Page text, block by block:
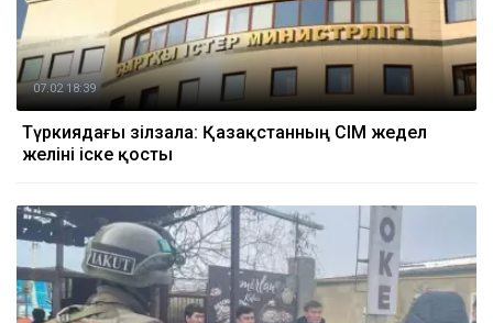
07.02 18:39
Түркиядағы зілзала: Қазақстанның СІМ жедел
желіні іске қосты